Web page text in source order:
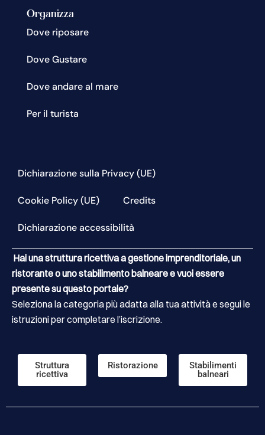
Organizza
Dove riposare
Dove Gustare
Dove andare al mare
Per il turista
Dichiarazione sulla Privacy (UE)
Cookie Policy (UE) Credits
Dichiarazione accessibilità
Hai una struttura ricettiva a gestione imprenditoriale, un
ristorante o uno stabilimento balneare e vuoi essere
presente su questo portale?
Seleziona la categoria più adatta alla tua attività e segui le
istruzioni per completare l’iscrizione.
Struttura
ricettiva
Ristorazione
Stabilimenti
balneari